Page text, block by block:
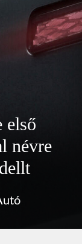
első
névre